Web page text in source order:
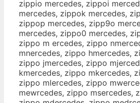
zippio mercedes, zippoi
mercedes, zippok mercedes,
zippop mercedes, zipp9o
mercedes, zippo0 mercedes,
zippo m ercedes, zippo
mnercedes, zippo hmercedes,
zippo jmercedes, zippo
kmercedes, zippo mkercedes,
zippo mlercedes, zippo
mewrcedes, zippo msercedes,